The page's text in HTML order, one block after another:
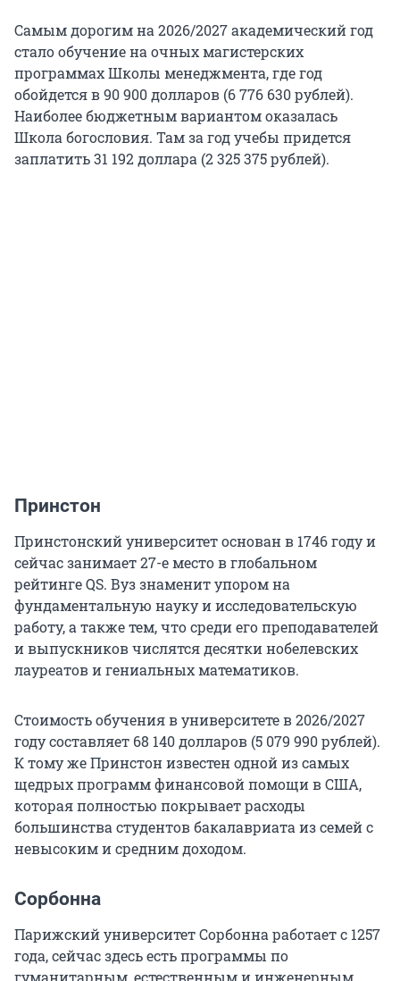
Самым дорогим на2026/2027академический год
стало обучение на очных магистерских
программах Школы менеджмента, где год
обойдется в90 900долларов (6 776 630рублей).
Наиболее бюджетным вариантом оказалась
Школа богословия. Там за год учебы придется
заплатить31 192доллара (2 325 375рублей).
Принстон
Принстонский университет основан в 1746 году и
сейчас занимает27-еместо в глобальном
рейтинге QS. Вуз знаменит упором на
фундаментальную науку и исследовательскую
работу, а также тем, что среди его преподавателей
и выпускников числятся десятки нобелевских
лауреатов и гениальных математиков.
Стоимость обучения в университете в2026/2027
году составляет 68 140долларов (5 079 990рублей).
К тому же Принстон известен одной из самых
щедрых программ финансовой помощи в США,
которая полностью покрывает расходы
большинства студентов бакалавриата из семей с
невысоким и средним доходом.
Сорбонна
Парижский университет Сорбонна работает с 1257
года, сейчас здесь есть программы по
гуманитарным, естественным и инженерным